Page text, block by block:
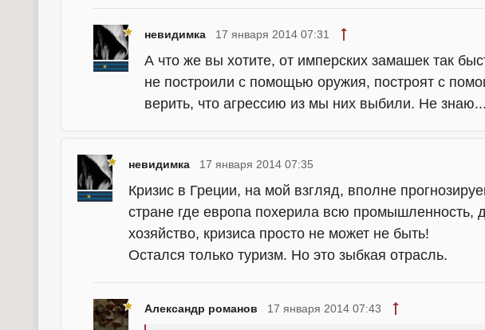
невидимка 17 января 2014 07:31
А что же вы хотите, от имперских замашек так
не построили с помощью оружия, построят с
верить, что агрессию из мы них выбили. Не знаю...
невидимка 17 января 2014 07:35
Кризис в Греции, на мой взгляд, вполне
стране где европа похерила всю промышленность,
хозяйство, кризиса просто не может не быть!
Остался только туризм. Но это зыбкая отрасль.
Александр романов 17 января 2014 07:43